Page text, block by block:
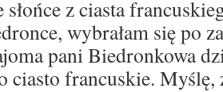
z ciasta
wybrałam się po
pani Biedronkowa
ciasto francuskie. Myślę,